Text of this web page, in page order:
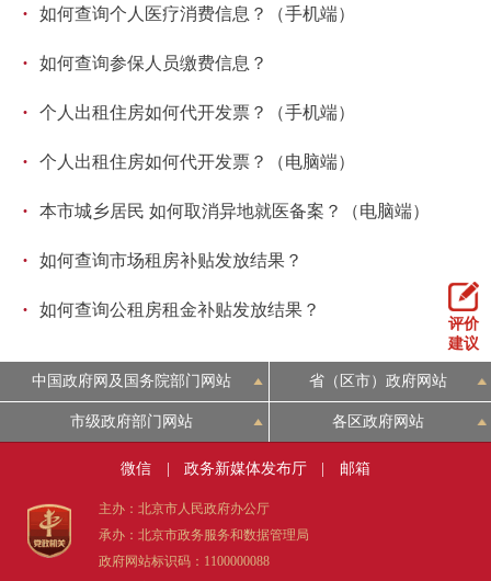
· 如何查询个人医疗消费信息？（手机端）
· 如何查询参保人员缴费信息？
· 个人出租住房如何代开发票？（手机端）
· 个人出租住房如何代开发票？（电脑端）
· 本市城乡居民 如何取消异地就医备案？（电脑端）
· 如何查询市场租房补贴发放结果？
· 如何查询公租房租金补贴发放结果？
评价
建议
中国政府网及国务院部门网站 省（区市）政府网站
市级政府部门网站 各区政府网站
微信 政务新媒体发布厅 邮箱
主办：北京市人民政府办公厅
承办：北京市政务服务和数据管理局
政府网站标识码：1100000088